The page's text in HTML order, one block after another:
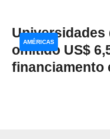
Universidades
omitido US$
financiamento
AMÉRICAS